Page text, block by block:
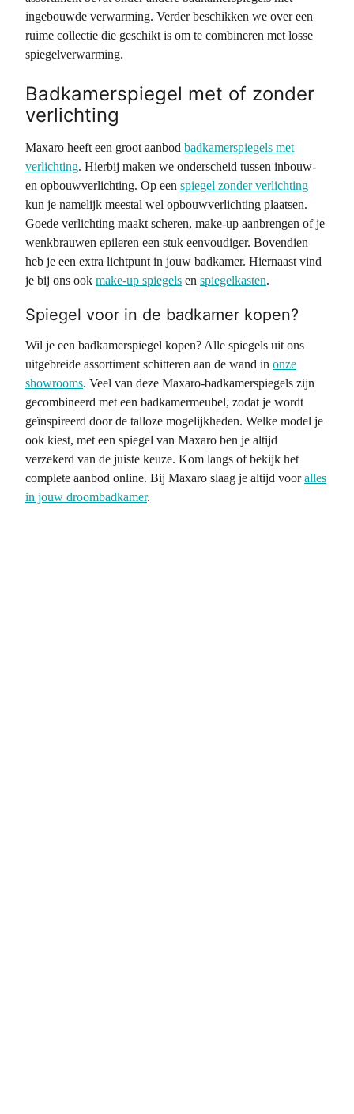
ingebouwde verwarming. Verder beschikken we over een
ruime collectie die geschikt is om te combineren met losse
spiegelverwarming.
Badkamerspiegel met of zonder
verlichting
Maxaro heeft een groot aanbod badkamerspiegels met
verlichting. Hierbij maken we onderscheid tussen inbouw-
en opbouwverlichting. Op een spiegel zonder verlichting
kun je namelijk meestal wel opbouwverlichting plaatsen.
Goede verlichting maakt scheren, make-up aanbrengen of je
wenkbrauwen epileren een stuk eenvoudiger. Bovendien
heb je een extra lichtpunt in jouw badkamer. Hiernaast vind
je bij ons ook make-up spiegels en spiegelkasten.
Spiegel voor in de badkamer kopen?
Wil je een badkamerspiegel kopen? Alle spiegels uit ons
uitgebreide assortiment schitteren aan de wand in onze
showrooms. Veel van deze Maxaro-badkamerspiegels zijn
gecombineerd met een badkamermeubel, zodat je wordt
geïnspireerd door de talloze mogelijkheden. Welke model je
ook kiest, met een spiegel van Maxaro ben je altijd
verzekerd van de juiste keuze. Kom langs of bekijk het
complete aanbod online. Bij Maxaro slaag je altijd vooralles
in jouw droombadkamer.